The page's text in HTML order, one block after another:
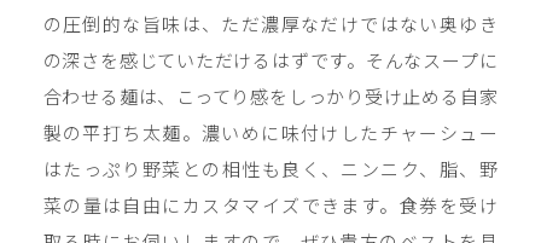
の圧倒的な旨味は、ただ濃厚なだけではない奥ゆき
の深さを感じていただけるはずです。そんなスープに
合わせる麺は、こってり感をしっかり受け止める自家
製の平打ち太麺。濃いめに味付けしたチャーシュー
はたっぷり野菜との相性も良く、ニンニク、脂、野
菜の量は自由にカスタマイズできます。食券を受け